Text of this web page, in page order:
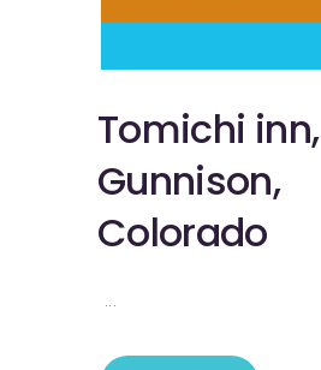
Tomichi inn,
Gunnison,
Colorado
...